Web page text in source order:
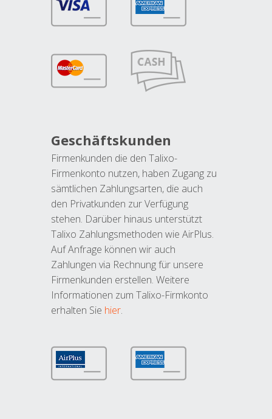
Geschäftskunden
Firmenkunden die den Talixo-
Firmenkonto nutzen, haben Zugang zu
sämtlichen Zahlungsarten, die auch
den Privatkunden zur Verfügung
stehen. Darüber hinaus unterstützt
Talixo Zahlungsmethoden wie AirPlus.
Auf Anfrage können wir auch
Zahlungen via Rechnung für unsere
Firmenkunden erstellen. Weitere
Informationen zum Talixo-Firmkonto
erhalten Sie hier.